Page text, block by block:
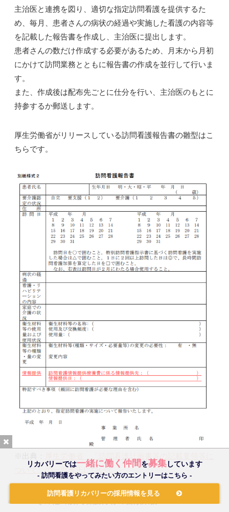
主治医と連携を図り、適切な指定訪問看護を提供するた
め、毎月、患者さんの病状の経過や実施した看護の内容等
を記載した報告書を作成し、主治医に提出します。
患者さんの数だけ作成する必要があるため、月末から月初
にかけて訪問業務とともに報告書の作成を並行して行いま
す。
また、作成後は配布先ごとに仕分を行い、主治医のもとに
持参するか郵送します。
厚生労働省がリリースしている訪問看護報告書の雛型はこ
ちらです。
ついて」の一部改正について
4-1-4 その他の訪問看護特有の書類業務
リカバリーでは一緒に働く仲間を募集しています
- 訪問看護をやってみたい方のエントリーはこちら -
訪問看護リカバリーの採用情報を見る